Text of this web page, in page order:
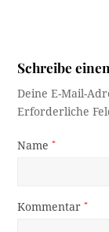
Schreibe
Deine E-Mail-
Erforderliche
Name*
Kommentar*